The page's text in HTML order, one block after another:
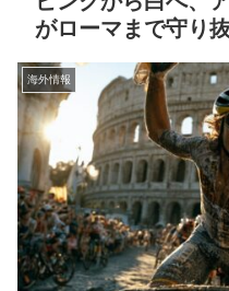
がローマまで守り
海外情報